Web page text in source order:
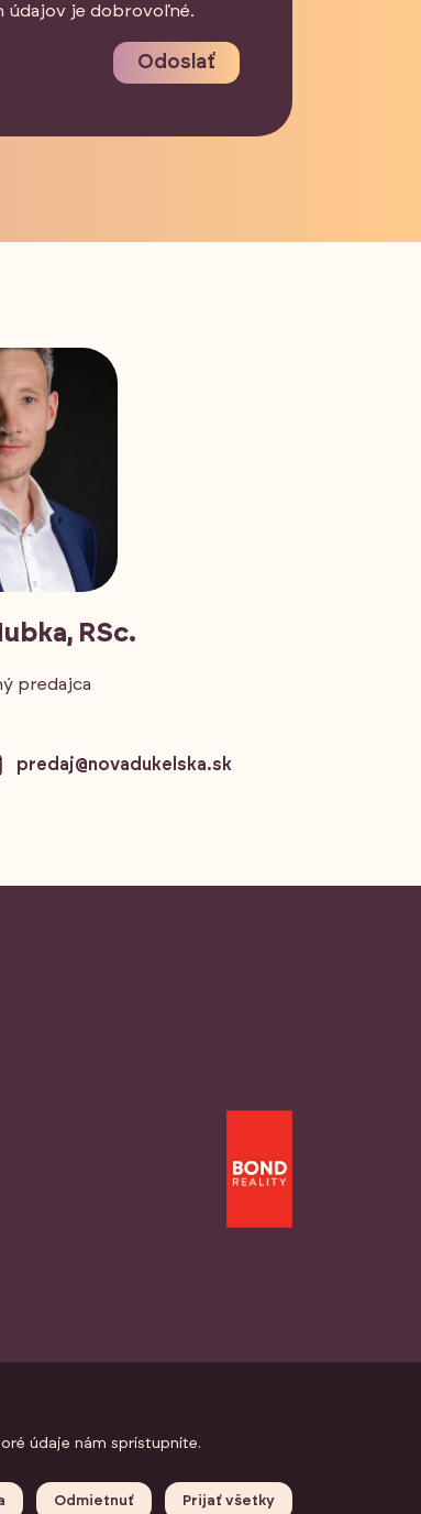
údajov je dobrovoľné.
Odoslať
RSc.
predajca
predaj@novadukelska.sk
údaje nám sprístupníte.
Odmietnuť Prijať všetky